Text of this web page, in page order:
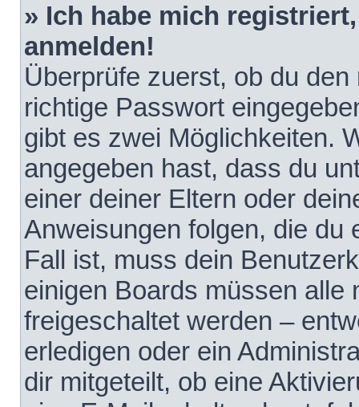
» Ich habe mich
anmelden!
Überprüfe zuerst, ob du
richtige Passwort
gibt es zwei Möglichkeiten.
angegeben hast, dass du
einer deiner Eltern oder
Anweisungen folgen, die du
Fall ist, muss dein
einigen Boards müssen alle
freigeschaltet werden –
erledigen oder ein
dir mitgeteilt, ob eine